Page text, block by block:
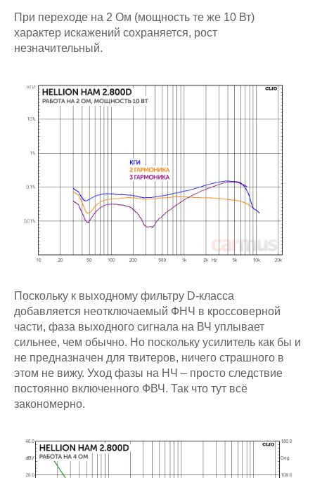
При переходе на 2 Ом (мощность те же 10 Вт)
характер искажений сохраняется, рост
незначительный.
Поскольку к выходному фильтру D-класса
добавляется неотключаемый ФНЧ в кроссоверной
части, фаза выходного сигнала на ВЧ уплывает
сильнее, чем обычно. Но поскольку усилитель как бы и
не предназначен для твитеров, ничего страшного в
этом не вижу. Уход фазы на НЧ – просто следствие
постоянно включенного ФВЧ. Так что тут всё
закономерно.